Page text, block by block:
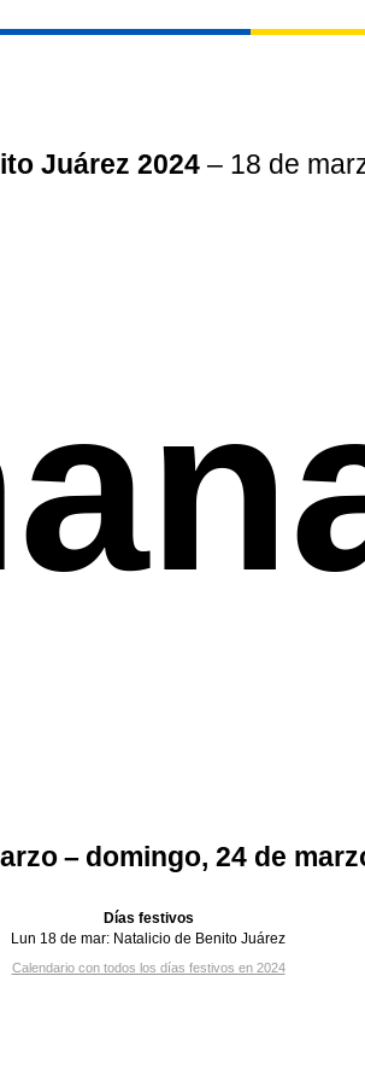
Juárez 2024– 18 de
– domingo, 24 de
Días festivos
Lun 18 de mar: Natalicio de Benito Juárez
Calendario con todos los días festivos en 2024